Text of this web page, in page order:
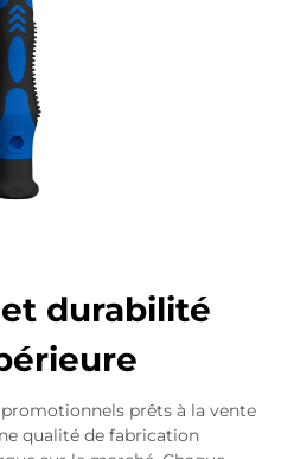
durabilité
prêts à la vente
qualité de fabrication